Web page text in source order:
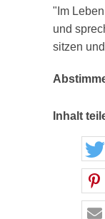
"Im
und
sitzen
Inhalt